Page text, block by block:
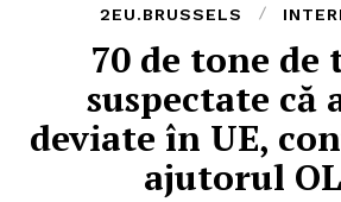
2EU.BRUSSELS
70 de tone de
suspectate că
deviate în UE,
ajutorul